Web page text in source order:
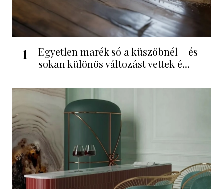
1
Egyetlen marék só a küszöbnél – és
sokan különös változást vettek é...